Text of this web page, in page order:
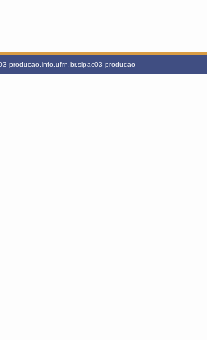
producao.info.ufrn.br.sipac03-producao